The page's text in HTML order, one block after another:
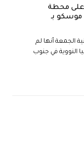
على محطة
موسكو بـ
الجمعة أنها لم
النووية في جنوب